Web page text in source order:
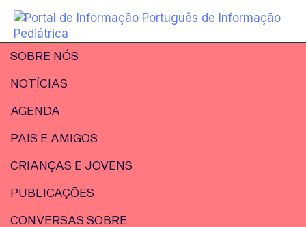
SOBRE NÓS
NOTÍCIAS
AGENDA
PAIS E AMIGOS
CRIANÇAS E JOVENS
PUBLICAÇÕES
CONVERSAS SOBRE